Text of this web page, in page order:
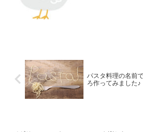
パスタ料理の名前
ろ作ってみました♪